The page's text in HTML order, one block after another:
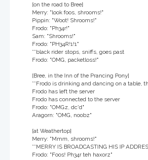
[on the road to Bree]
Merry: "look foos, shrooms!"
Pippin: "Woot! Shrooms!"
Frodo: "Ph34r!"
Sam: "Shrooms!"
Frodo: "PH34R!1!1"
**black rider stops, sniffs, goes past
Frodo: "OMG, packetloss!"
[Bree, in the Inn of the Prancing Pony]
**Frodo is drinking and dancing on a table,
Frodo has left the server
Frodo has connected to the server
Frodo: "OMGz, dc'd"
Aragorn: "OMG, noobz"
[at Weathertop]
Merry: "Mmm, shrooms!"
**MERRY IS BROADCASTING HIS IP
Frodo: "Foos! Ph34r teh haxorz"